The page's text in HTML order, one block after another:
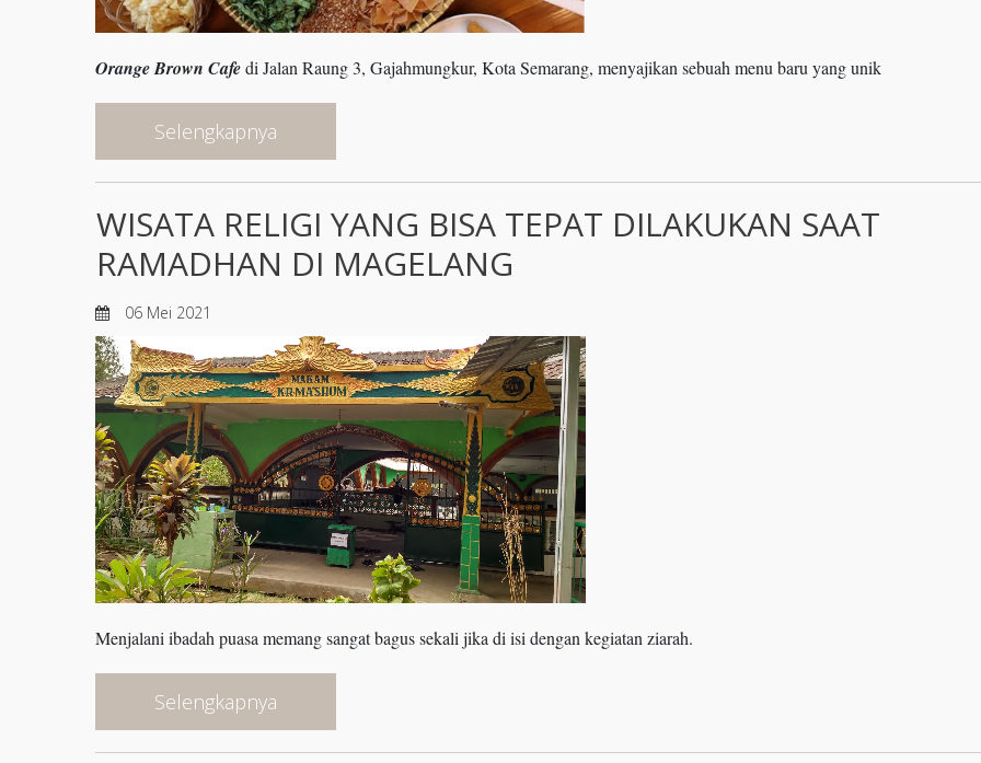
Orange Brown Cafedi Jalan Raung 3, Gajahmungkur, Kota Semarang, menyajikan sebuah menu baru yang unik
Selengkapnya
WISATA RELIGI YANG BISA TEPAT DILAKUKAN SAAT
RAMADHAN DI MAGELANG
06 Mei 2021
Menjalani ibadah puasa memang sangat bagus sekali jika di isi dengan kegiatan ziarah.
Selengkapnya